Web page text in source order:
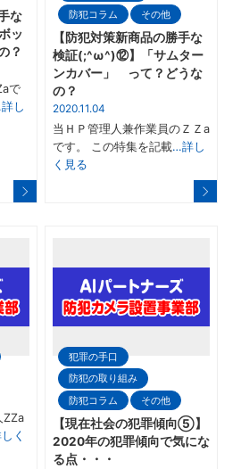
な
ッ
？
で
し
防犯コラム
その他
【防犯対策新商品の勝手な
検証(;^ω^)⑫】「サムター
ンカバー」 って？どうな
の？
2020.11.04
当ＨＰ管理人兼作業員のＺＺa
です。 この特集を記載…詳し
く見る
ZZa
く
犯罪の手口
防犯の取り組み
防犯コラム
その他
【現在社会の犯罪傾向⑤】
2020年の犯罪傾向で気にな
る点・・・